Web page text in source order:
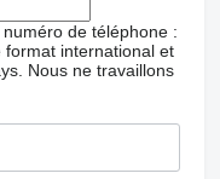
de téléphone :
format international et
Nous ne travaillons